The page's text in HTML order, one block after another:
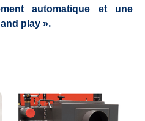
automatique et une
play ».